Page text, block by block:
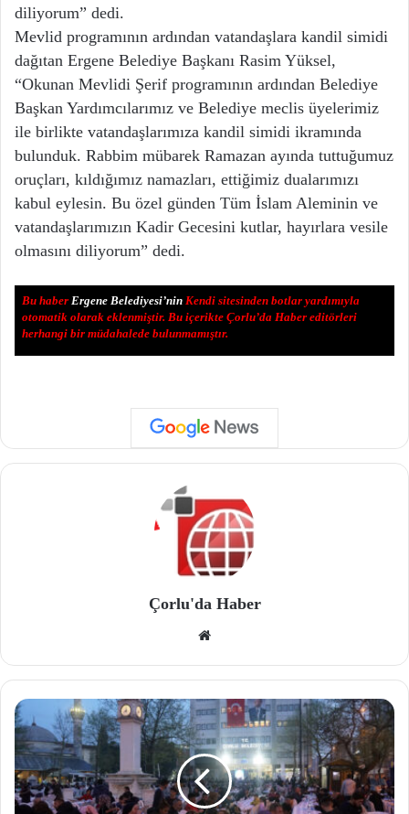
diliyorum” dedi.
Mevlid programının ardından vatandaşlara kandil simidi
dağıtan Ergene Belediye Başkanı Rasim Yüksel,
“Okunan Mevlidi Şerif programının ardından Belediye
Başkan Yardımcılarımız ve Belediye meclis üyelerimiz
ile birlikte vatandaşlarımıza kandil simidi ikramında
bulunduk. Rabbim mübarek Ramazan ayında tuttuğumuz
oruçları, kıldığımız namazları, ettiğimiz dualarımızı
kabul eylesin. Bu özel günden Tüm İslam Aleminin ve
vatandaşlarımızın Kadir Gecesini kutlar, hayırlara vesile
olmasını diliyorum” dedi.
Bu haberErgene Belediyesi’nin Kendi sitesinden botlar yardımıyla
otomatik olarak eklenmiştir. Bu içerikte Çorlu’da Haber editörleri
herhangi bir müdahalede bulunmamıştır.
Çorlu'da Haber
site
si